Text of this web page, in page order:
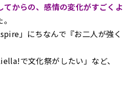
からの、感情の変化がすごくよ
」にちなんで『お二人が強く
で文化祭がしたい」など、